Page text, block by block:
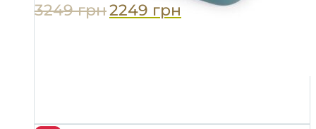
3249грн2249 грн